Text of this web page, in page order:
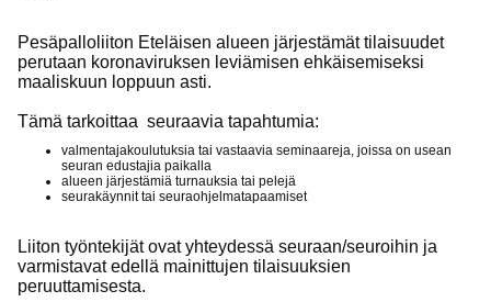
Pesäpalloliiton Eteläisen alueen järjestämät tilaisuudet
perutaan koronaviruksen leviämisen ehkäisemiseksi
maaliskuun loppuun asti.
Tämä tarkoittaa seuraavia tapahtumia:
valmentajakoulutuksia tai vastaavia seminaareja, joissa on usean
seuran edustajia paikalla
alueen järjestämiä turnauksia tai pelejä
seurakäynnit tai seuraohjelmatapaamiset
Liiton työntekijät ovat yhteydessä seuraan/seuroihin ja
varmistavat edellä mainittujen tilaisuuksien
peruuttamisesta.